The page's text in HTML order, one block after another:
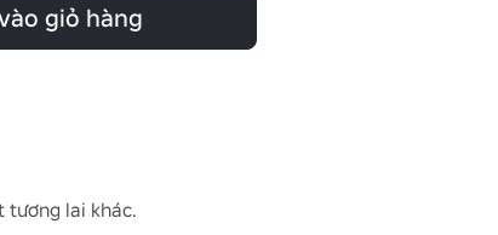
giỏ hàng
tương lai khác.